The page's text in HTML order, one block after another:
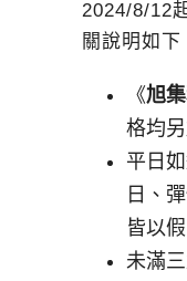
2024/8/12
關說明如下
《旭
格均
平日
日、
皆以
未滿